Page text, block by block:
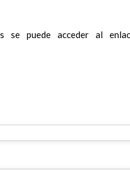
se puede acceder al